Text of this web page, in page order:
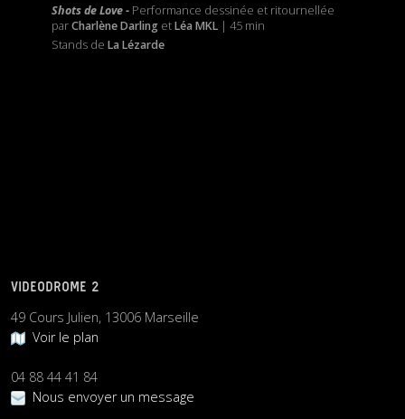
Shots de Love - Performance dessinée et ritournellée
parCharlène DarlingetLéa MKL| 45 min
Stands de La Lézarde
VIDEODROME 2
49 Cours Julien, 13006 Marseille
Voir le plan
04 88 44 41 84
Nous envoyer un message